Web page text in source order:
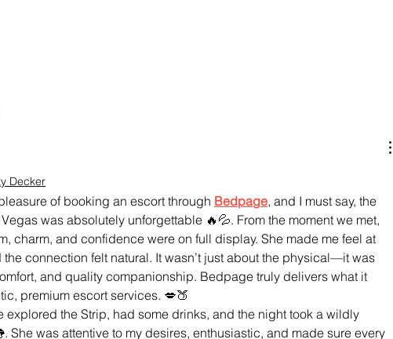
Decker
of booking an escort through Bedpage, and I must say, the
was absolutely unforgettable 🔥💦. From the moment we met,
charm, and confidence were on full display. She made me feel at
the connection felt natural. It wasn’t just about the physical—it was
and quality companionship. Bedpage truly delivers what it
premium escort services. 💋🍑
explored the Strip, had some drinks, and the night took a wildly
She was attentive to my desires, enthusiastic, and made sure every